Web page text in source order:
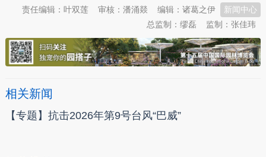
新闻中心
编辑：诸葛之伊
审核：潘涌燚
责任编辑：叶双莲
监制：张佳玮
总监制：缪磊
相关新闻
【专题】抗击2026年第9号台风“巴威”